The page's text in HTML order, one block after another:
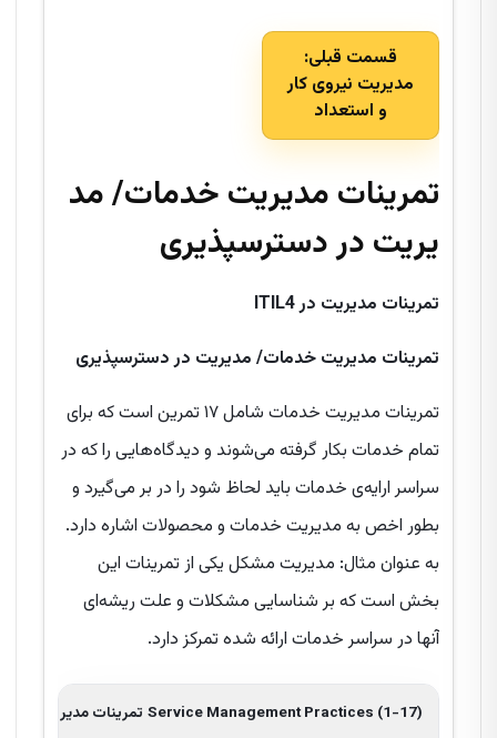
قسمت قبلی:
مدیریت نیروی کار
و استعداد
تمرینات مدیریت خدمات/ مد
یریت در دسترسپذیری
تمرینات مدیریت درITIL4
تمرینات مدیریت خدمات/ مدیریت در دسترسپذیری
تمرینات مدیریت خدمات شامل ۱۷ تمرین است که برای
تمام خدمات بکار گرفته می‌شوند و دیدگاه‌هایی را که در
سراسر ارایه‌ی خدمات باید لحاظ شود را در بر می‌گیرد و
بطور اخص به مدیریت خدمات و محصولات اشاره دارد.
به عنوان مثال: مدیریت مشکل یکی از تمرینات این
بخش است که بر شناسایی مشکلات و علت ریشه‌ای
آنها در سراسر خدمات ارائه شده تمرکز دارد.
Service Management Practices (1-17) تمرینات مدیریت